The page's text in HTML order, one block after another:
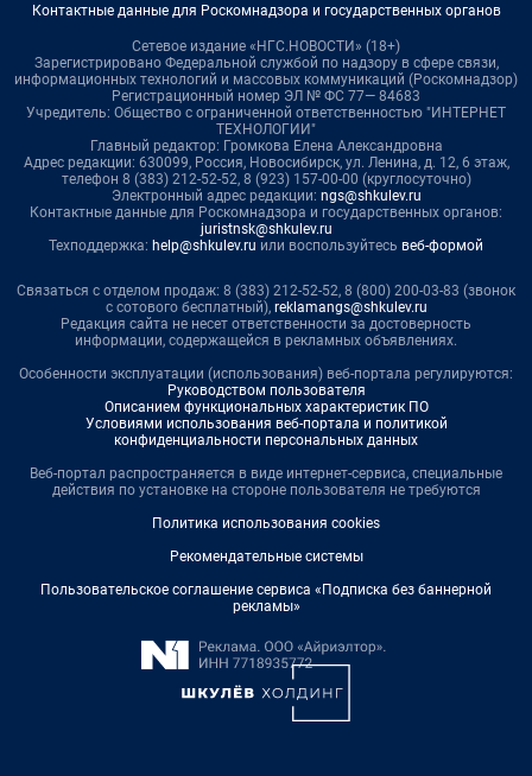
Контактные данные для Роскомнадзора и государственных органов
Сетевое издание «НГС.НОВОСТИ» (18+)
Зарегистрировано Федеральной службой по надзору в сфере связи,
информационных технологий и массовых коммуникаций (Роскомнадзор)
Регистрационный номер ЭЛ № ФС 77— 84683
Учредитель: Общество с ограниченной ответственностью "ИНТЕРНЕТ
ТЕХНОЛОГИИ"
Главный редактор: Громкова Елена Александровна
Адрес редакции: 630099, Россия, Новосибирск, ул. Ленина, д. 12, 6 этаж,
телефон 8 (383) 212-52-52, 8 (923) 157-00-00 (круглосуточно)
Электронный адрес редакции: ngs@shkulev.ru
Контактные данные для Роскомнадзора и государственных органов:
juristnsk@shkulev.ru
Техподдержка: help@shkulev.ru или воспользуйтесь веб-формой
Связаться с отделом продаж: 8 (383) 212-52-52, 8 (800) 200-03-83 (звонок
с сотового бесплатный), reklamangs@shkulev.ru
Редакция сайта не несет ответственности за достоверность
информации, содержащейся в рекламных объявлениях.
Особенности эксплуатации (использования) веб-портала регулируются:
Руководством пользователя
Описанием функциональных характеристик ПО
Условиями использования веб-портала и политикой
конфиденциальности персональных данных
Веб-портал распространяется в виде интернет-сервиса, специальные
действия по установке на стороне пользователя не требуются
Политика использования cookies
Рекомендательные системы
Пользовательское соглашение сервиса «Подписка без баннерной
рекламы»